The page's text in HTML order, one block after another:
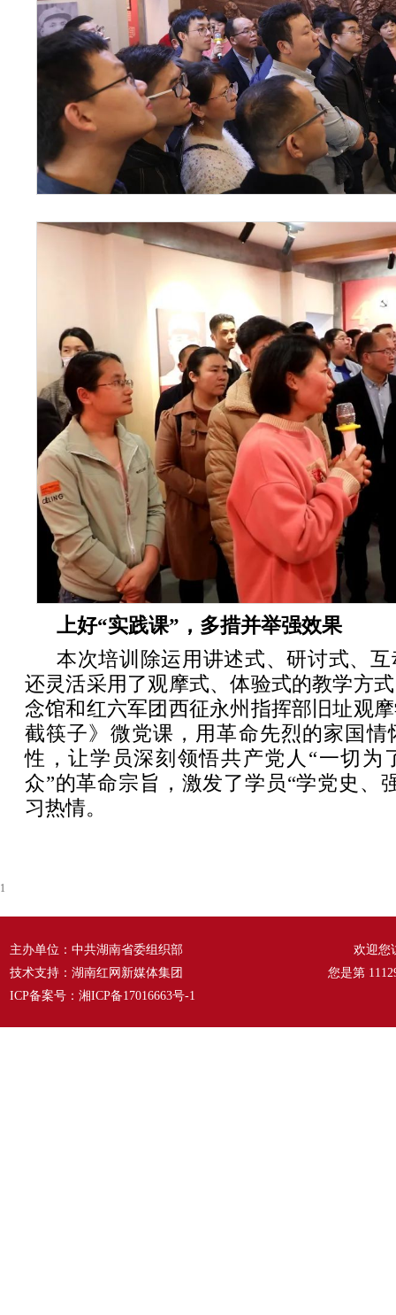
上好“实践课”，多措并举强效果
本次培训除运用讲述式、研讨式、
还灵活采用了观摩式、体验式的教学方
念馆和红六军团西征永州指挥部旧址观
截筷子》微党课，用革命先烈的家国情
性，让学员深刻领悟共产党人“一切为
众”的革命宗旨，激发了学员“学党史、
习热情。
1
主办单位：中共湖南省委组织部
技术支持：湖南红网新媒体集团
ICP备案号： 湘ICP备17016663号-1
欢迎您
您是第